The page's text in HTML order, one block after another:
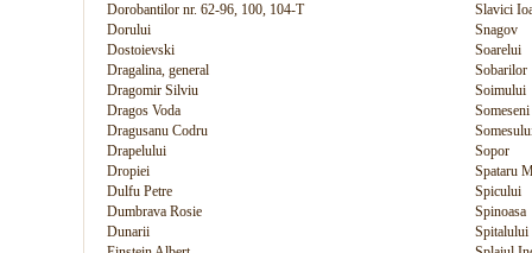
Dorobantilor nr. 62-96, 100, 104-T
Slavici
Dorului
Snagov
Dostoievski
Soarelui
Dragalina, general
Sobarilor
Dragomir Silviu
Soimului
Dragos Voda
Dragusanu Codru
Drapelului
Sopor
Dropiei
Spataru
Dulfu Petre
Spicului
Dumbrava Rosie
Spinoasa
Dunarii
Spitalului